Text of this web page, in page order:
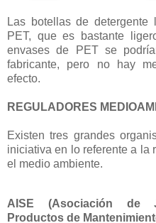
Las botellas de
PET, que es bastante
envases de PET se
fabricante, pero no hay
efecto.
REGULADORES
Existen tres grandes
iniciativa en lo referente a la
el medio ambiente.
AISE (Asociación de
Productos de